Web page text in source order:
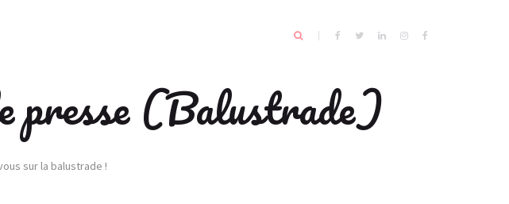
presse (Balustrade)
sur la balustrade !